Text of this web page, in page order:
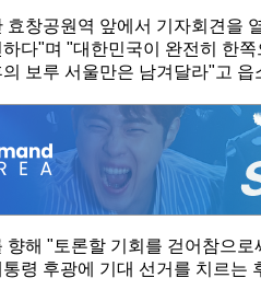
효창공원역 앞에서 기자회견을
다"며 "대한민국이 완전히 한
보루 서울만은 남겨달라"고 읍
향해 "토론할 기회를 걷어참으
령 후광에 기대 선거를 치르는